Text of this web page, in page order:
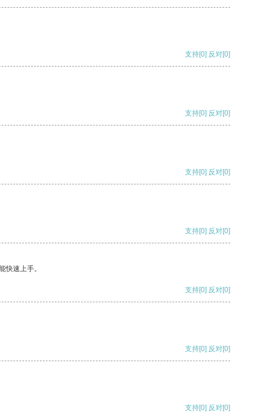
支持[0] 反对[0]
支持[0] 反对[0]
支持[0] 反对[0]
支持[0] 反对[0]
快速上手。
支持[0] 反对[0]
支持[0] 反对[0]
支持[0] 反对[0]